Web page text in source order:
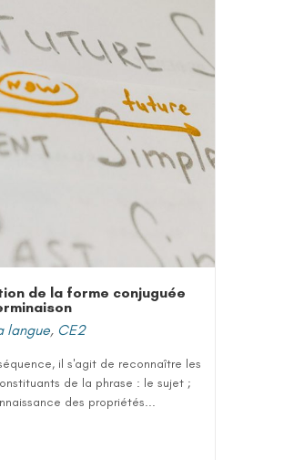
de la forme conjuguée
langue, CE2
il s'agit de reconnaître les
de la phrase : le sujet ;
des propriétés...